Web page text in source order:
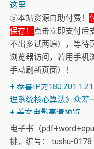
这里
⑤本站资源自助付费！
保存！
点击立即支付后
不出多试两遍），等待
浏览器访问，若用手机
手动刷新页面）！
+ 随机跳舞小姐姐（单
开始欣赏）
+ 恭喜IP为
理系统核心算法》众筹
+ 美女电影高清预览
电子书（
挑，编号： tushu-0178